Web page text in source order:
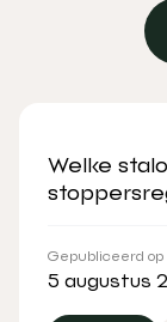
Welke
Gepubliceerd op
5 augustus